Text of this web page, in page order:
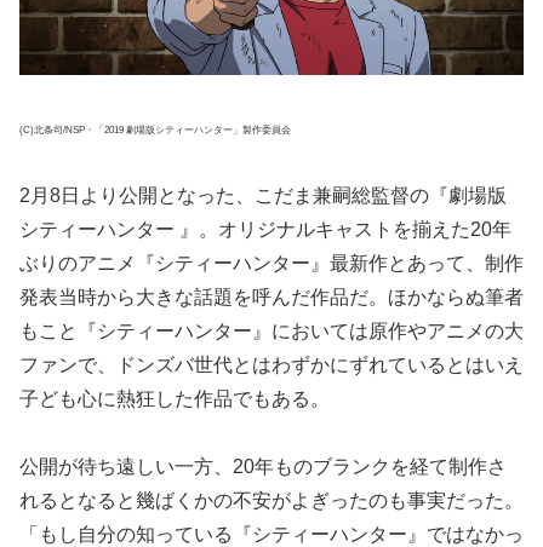
(C)北条司/NSP・「2019 劇場版シティーハンター」製作委員会
2月8日より公開となった、こだま兼嗣総監督の『劇場版
シティーハンター 』。オリジナルキャストを揃えた20年
ぶりのアニメ『シティーハンター』最新作とあって、制作
発表当時から大きな話題を呼んだ作品だ。ほかならぬ筆者
もこと『シティーハンター』においては原作やアニメの大
ファンで、ドンズバ世代とはわずかにずれているとはいえ
子ども心に熱狂した作品でもある。
公開が待ち遠しい一方、20年ものブランクを経て制作さ
れるとなると幾ばくかの不安がよぎったのも事実だった。
「もし自分の知っている『シティーハンター』ではなかっ